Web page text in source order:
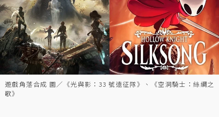
遊戲角落合成 圖／《光與影：33 號遠征隊》、《空洞騎士：絲綢之
歌》